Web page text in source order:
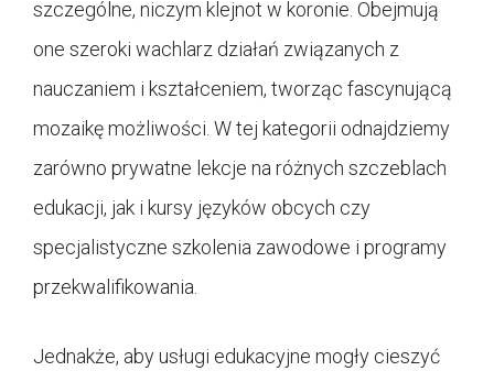
szczególne, niczym klejnot w koronie. Obejmują
one szeroki wachlarz działań związanych z
nauczaniem i kształceniem, tworząc fascynującą
mozaikę możliwości. W tej kategorii odnajdziemy
zarówno prywatne lekcje na różnych szczeblach
edukacji, jak i kursy języków obcych czy
specjalistyczne szkolenia zawodowe i programy
przekwalifikowania.
Jednakże, aby usługi edukacyjne mogły cieszyć